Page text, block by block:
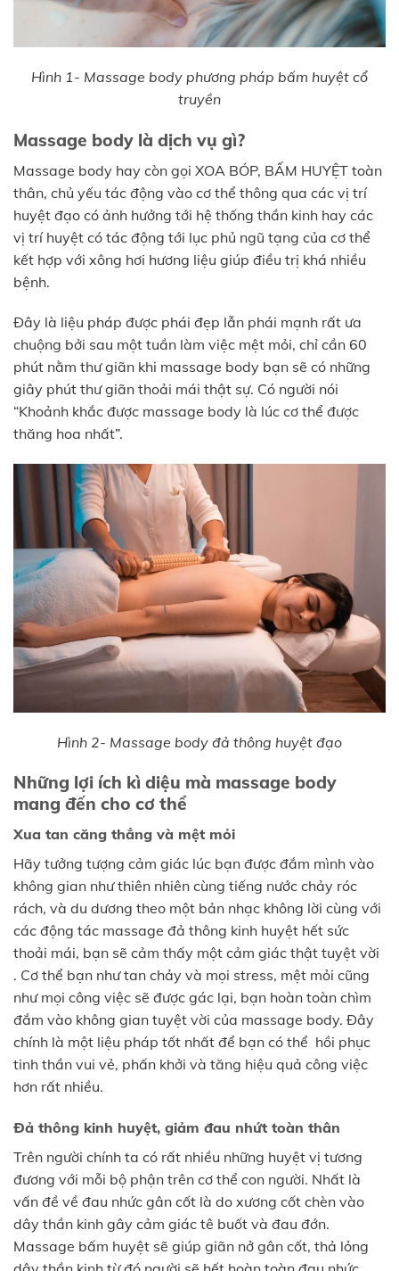
Hình 1- Massage body phương pháp bấm huyệt cổ
truyền
Massage body là dịch vụ gì?
Massage body hay còn gọi XOA BÓP, BẤM HUYỆT toàn
thân, chủ yếu tác động vào cơ thể thông qua các vị trí
huyệt đạo có ảnh hưởng tới hệ thống thần kinh hay các
vị trí huyệt có tác động tới lục phủ ngũ tạng của cơ thể
kết hợp với xông hơi hương liệu giúp điều trị khá nhiều
bệnh.
Đây là liệu pháp được phái đẹp lẫn phái mạnh rất ưa
chuộng bởi sau một tuần làm việc mệt mỏi, chỉ cần 60
phút nằm thư giãn khi massage body bạn sẽ có những
giây phút thư giãn thoải mái thật sự. Có người nói
“Khoảnh khắc được massage body là lúc cơ thể được
thăng hoa nhất”.
Hình 2- Massage body đả thông huyệt đạo
Những lợi ích kì diệu mà massage body
mang đến cho cơ thể
Xua tan căng thẳng và mệt mỏi
Hãy tưởng tượng cảm giác lúc bạn được đắm mình vào
không gian như thiên nhiên cùng tiếng nước chảy róc
rách, và du dương theo một bản nhạc không lời cùng với
các động tác massage đả thông kinh huyệt hết sức
thoải mái, bạn sẽ cảm thấy một cảm giác thật tuyệt vời
. Cơ thể bạn như tan chảy và mọi stress, mệt mỏi cũng
như mọi công việc sẽ được gác lại, bạn hoàn toàn chìm
đắm vào không gian tuyệt vời của massage body. Đây
chính là một liệu pháp tốt nhất để bạn có thể hồi phục
tinh thần vui vẻ, phấn khởi và tăng hiệu quả công việc
hơn rất nhiều.
Đả thông kinh huyệt, giảm đau nhứt toàn thân
Trên người chính ta có rất nhiều những huyệt vị tương
đương với mỗi bộ phận trên cơ thể con người. Nhất là
vấn đề về đau nhức gân cốt là do xương cốt chèn vào
dây thần kinh gây cảm giác tê buốt và đau đớn.
Massage bấm huyệt sẽ giúp giãn nở gân cốt, thả lỏng